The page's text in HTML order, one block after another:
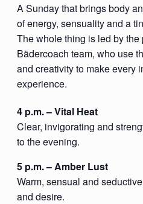
A Sunday that brings body
of energy, sensuality and a
The whole thing is led by
Bädercoach team, who use
and creativity to make every
experience.
4 p.m. – Vital Heat
Clear, invigorating and
to the evening.
5 p.m. – Amber Lust
Warm, sensual and
and desire.